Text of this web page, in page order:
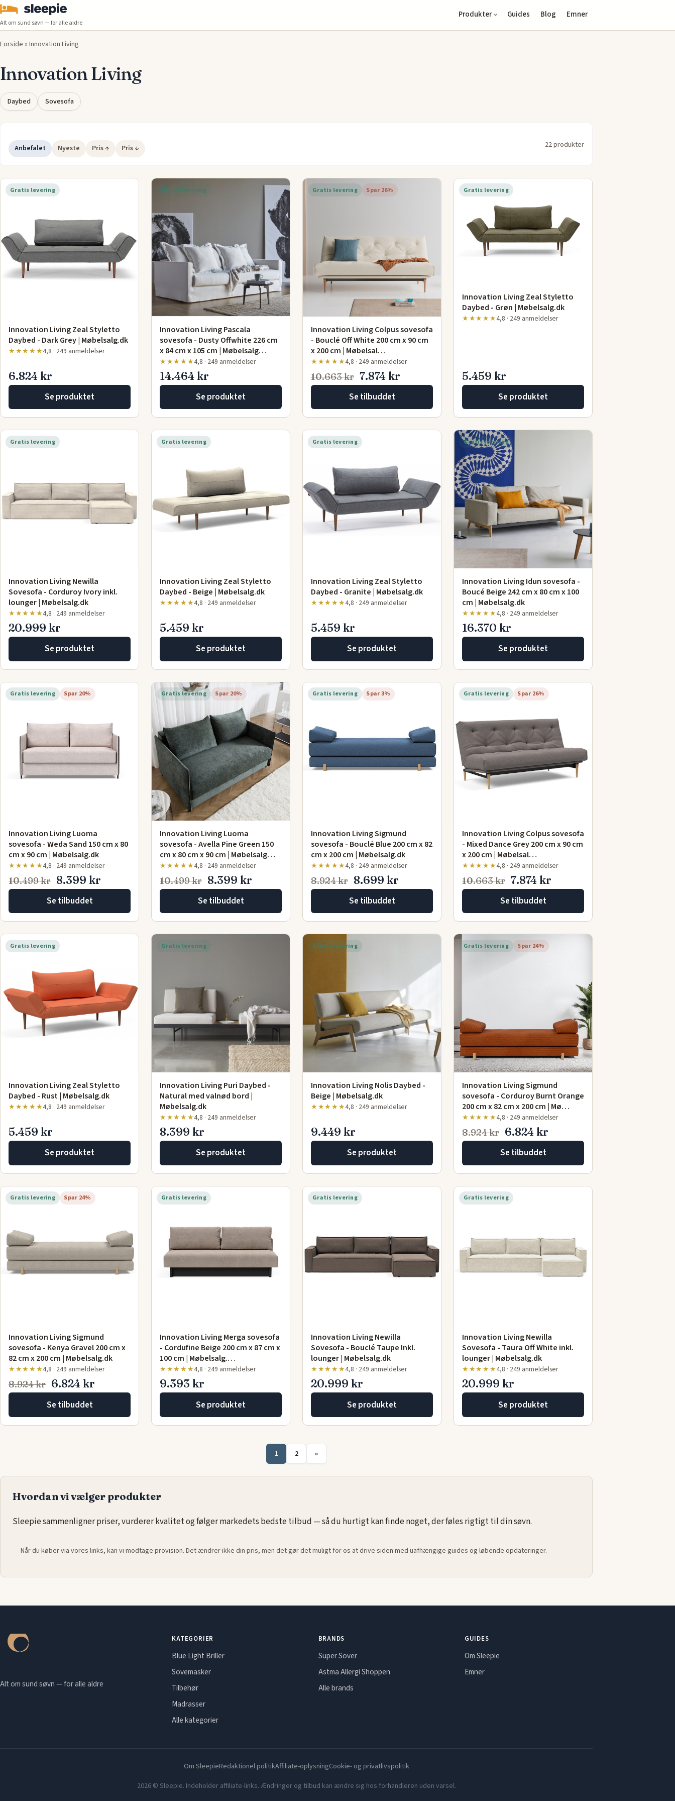
Alt om sund søvn — for alle aldre
Produkter Guides Blog Emner
Forside» Innovation Living
Innovation Living
Daybed Sovesofa
Anbefalet Nyeste Pris ↑ Pris ↓ 22 produkter
Gratis levering
Innovation Living Zeal Styletto
Daybed - Dark Grey | Møbelsalg.dk
★★★★★4,8 · 249 anmeldelser
6.824 kr
Se produktet
Gratis levering
Innovation Living Pascala
sovesofa - Dusty Offwhite 226 cm
x 84 cm x 105 cm | Møbelsalg…
★★★★★4,8 · 249 anmeldelser
14.464 kr
Se produktet
Gratis levering Spar 26%
Innovation Living Colpus sovesofa
- Bouclé Off White 200 cm x 90 cm
x 200 cm | Møbelsal…
★★★★★4,8 · 249 anmeldelser
10.663 kr 7.874 kr
Se tilbuddet
Gratis levering
Innovation Living Zeal Styletto
Daybed - Grøn | Møbelsalg.dk
★★★★★4,8 · 249 anmeldelser
5.459 kr
Se produktet
Gratis levering
Innovation Living Newilla
Sovesofa - Corduroy Ivory inkl.
lounger | Møbelsalg.dk
★★★★★4,8 · 249 anmeldelser
20.999 kr
Se produktet
Gratis levering
Innovation Living Zeal Styletto
Daybed - Beige | Møbelsalg.dk
★★★★★4,8 · 249 anmeldelser
5.459 kr
Se produktet
Gratis levering
Innovation Living Zeal Styletto
Daybed - Granite | Møbelsalg.dk
★★★★★4,8 · 249 anmeldelser
5.459 kr
Se produktet
Gratis levering
Innovation Living Idun sovesofa -
Boucé Beige 242 cm x 80 cm x 100
cm | Møbelsalg.dk
★★★★★4,8 · 249 anmeldelser
16.370 kr
Se produktet
Gratis levering Spar 20%
Innovation Living Luoma
sovesofa - Weda Sand 150 cm x 80
cm x 90 cm | Møbelsalg.dk
★★★★★4,8 · 249 anmeldelser
10.499 kr 8.399 kr
Se tilbuddet
Gratis levering Spar 20%
Innovation Living Luoma
sovesofa - Avella Pine Green 150
cm x 80 cm x 90 cm | Møbelsalg…
★★★★★4,8 · 249 anmeldelser
10.499 kr 8.399 kr
Se tilbuddet
Gratis levering Spar 3%
Innovation Living Sigmund
sovesofa - Bouclé Blue 200 cm x 82
cm x 200 cm | Møbelsalg.dk
★★★★★4,8 · 249 anmeldelser
8.924 kr 8.699 kr
Se tilbuddet
Gratis levering Spar 26%
Innovation Living Colpus sovesofa
- Mixed Dance Grey 200 cm x 90 cm
x 200 cm | Møbelsal…
★★★★★4,8 · 249 anmeldelser
10.663 kr 7.874 kr
Se tilbuddet
Gratis levering
Innovation Living Zeal Styletto
Daybed - Rust | Møbelsalg.dk
★★★★★4,8 · 249 anmeldelser
5.459 kr
Se produktet
Gratis levering
Innovation Living Puri Daybed -
Natural med valnød bord |
Møbelsalg.dk
★★★★★4,8 · 249 anmeldelser
8.399 kr
Se produktet
Gratis levering
Innovation Living Nolis Daybed -
Beige | Møbelsalg.dk
★★★★★4,8 · 249 anmeldelser
9.449 kr
Se produktet
Gratis levering Spar 24%
Innovation Living Sigmund
sovesofa - Corduroy Burnt Orange
200 cm x 82 cm x 200 cm | Mø…
★★★★★4,8 · 249 anmeldelser
8.924 kr 6.824 kr
Se tilbuddet
Gratis levering Spar 24%
Innovation Living Sigmund
sovesofa - Kenya Gravel 200 cm x
82 cm x 200 cm | Møbelsalg.dk
★★★★★4,8 · 249 anmeldelser
8.924 kr 6.824 kr
Se tilbuddet
Gratis levering
Innovation Living Merga sovesofa
- Cordufine Beige 200 cm x 87 cm x
100 cm | Møbelsalg.…
★★★★★4,8 · 249 anmeldelser
9.393 kr
Se produktet
Gratis levering
Innovation Living Newilla
Sovesofa - Bouclé Taupe Inkl.
lounger | Møbelsalg.dk
★★★★★4,8 · 249 anmeldelser
20.999 kr
Se produktet
Gratis levering
Innovation Living Newilla
Sovesofa - Taura Off White inkl.
lounger | Møbelsalg.dk
★★★★★4,8 · 249 anmeldelser
20.999 kr
Se produktet
1 2 »
Hvordan vi vælger produkter
Sleepie sammenligner priser, vurderer kvalitet og følger markedets bedste tilbud — så du hurtigt kan finde noget, der føles rigtigt til din søvn.
Når du køber via vores links, kan vi modtage provision. Det ændrer ikke din pris, men det gør det muligt for os at drive siden med uafhængige guides og løbende opdateringer.
Alt om sund søvn — for alle aldre
KATEGORIER
Blue Light Briller
Sovemasker
Tilbehør
Madrasser
Alle kategorier
BRANDS
Super Sover
Astma Allergi Shoppen
Alle brands
GUIDES
Om Sleepie
Emner
Om SleepieRedaktionel politikAffiliate-oplysningCookie- og privatlivspolitik
2026 © Sleepie. Indeholder affiliate-links. Ændringer og tilbud kan ændre sig hos forhandleren uden varsel.